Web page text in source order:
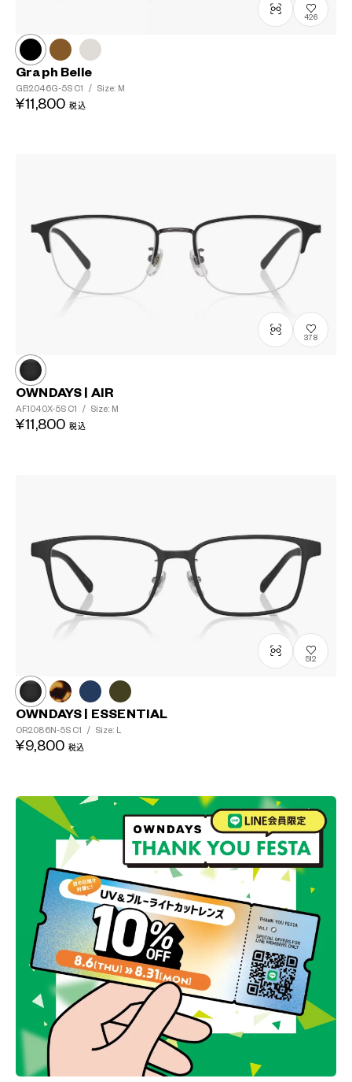
426
Graph Belle
GB2046G-5S C1 / Size: M
¥11,800 税込
378
OWNDAYS | AIR
AF1040X-5S C1 / Size: M
¥11,800 税込
512
OWNDAYS | ESSENTIAL
OR2086N-5S C1 / Size: L
¥9,800 税込